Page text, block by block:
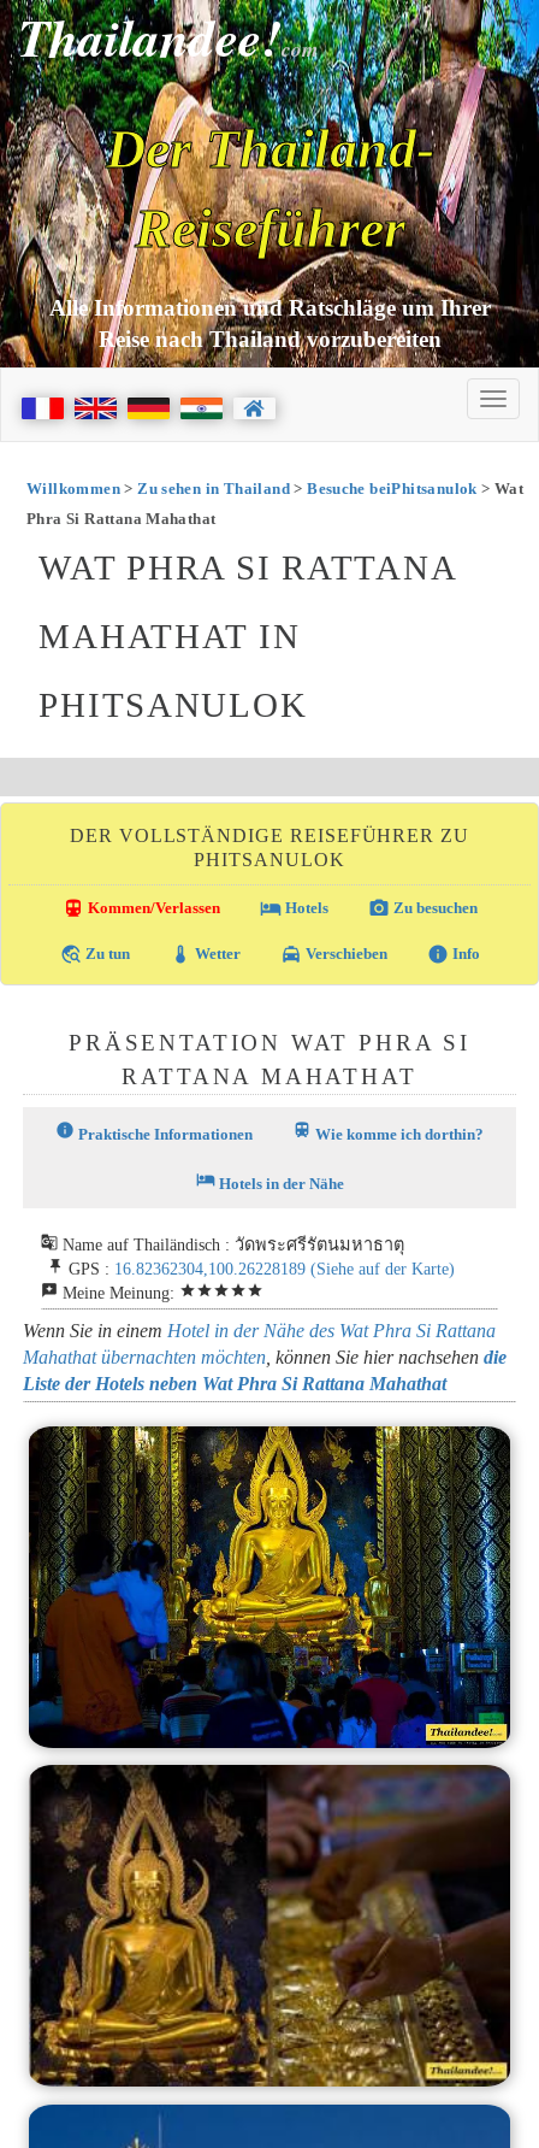
Thailandee!com
Der Thailand-
Reiseführer
Alle Informationen und Ratschläge um Ihrer
Reise nach Thailand vorzubereiten
Willkommen>Zu sehen in Thailand>Besuche beiPhitsanulok > Wat
Phra Si Rattana Mahathat
WAT PHRA SI RATTANA
MAHATHAT IN
PHITSANULOK
DER VOLLSTÄNDIGE REISEFÜHRER ZU
PHITSANULOK
directions_transit Kommen/Verlassen local_hotelHotels photo_camera Zu besuchen
travel_explore Zu tun thermostat Wetter local_taxi Verschieben info Info
PRÄSENTATION WAT PHRA SI
RATTANA MAHATHAT
info Praktische Informationen train Wie komme ich dorthin?
hotelHotels in der Nähe
g_translate Name auf Thailändisch : วัดพระศรีรัตนมหาธาตุ
push_pin GPS : 16.82362304,100.26228189 (Siehe auf der Karte)
reviews Meine Meinung: starstarstarstarstar
Wenn Sie in einem Hotel in der Nähe des Wat Phra Si Rattana
Mahathat übernachten möchten , können Sie hier nachsehendie
Liste der Hotels neben Wat Phra Si Rattana Mahathat